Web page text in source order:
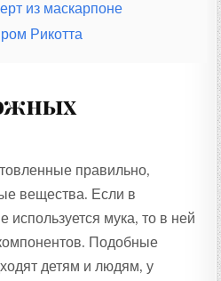
из маскарпоне
Рикотта
правильно,
вещества. Если в
используется мука, то в ней
Подобные
детям и людям, у